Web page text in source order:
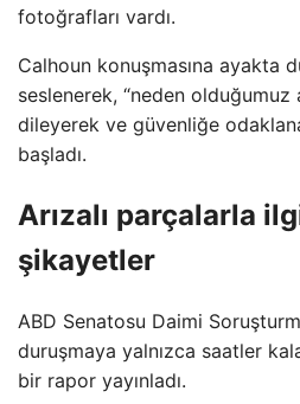
fotoğrafları vardı.
Calhoun konuşmasına ayakta
seslenerek, “neden olduğumuz
dileyerek ve güvenliğe
başladı.
Arızalı parçalarla
şikayetler
ABD Senatosu Daimi
duruşmaya yalnızca saatler
bir rapor yayınladı.